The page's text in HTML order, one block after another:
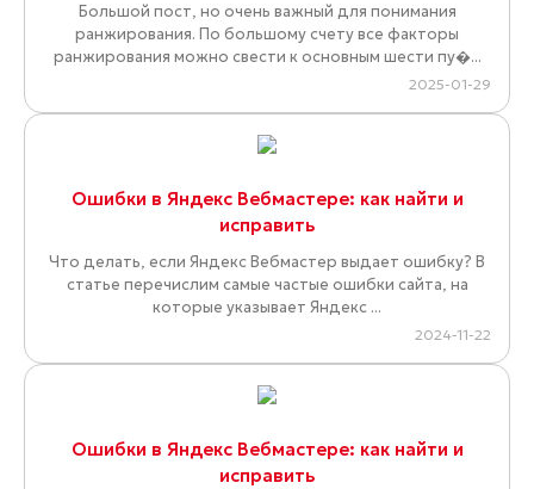
Большой пост, но очень важный для понимания
ранжирования. По большому счету все факторы
ранжирования можно свести к основным шести пу�...
2025-01-29
Ошибки в Яндекс Вебмастере: как найти и
исправить
Что делать, если Яндекс Вебмастер выдает ошибку? В
статье перечислим самые частые ошибки сайта, на
которые указывает Яндекс ...
2024-11-22
Ошибки в Яндекс Вебмастере: как найти и
исправить